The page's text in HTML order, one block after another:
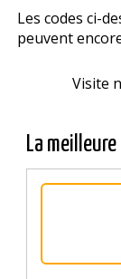
Les codes ci-
peuvent
Visite
La